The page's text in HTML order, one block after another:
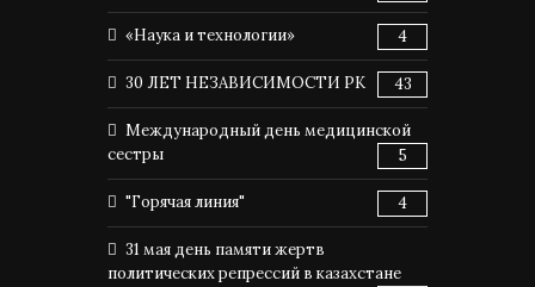
«Наука и технологии» 4
30 ЛЕТ НЕЗАВИСИМОСТИ РК 43
Международный день медицинской
сестры
5
"Горячая линия" 4
31 мая день памяти жертв
политических репрессий в казахстане